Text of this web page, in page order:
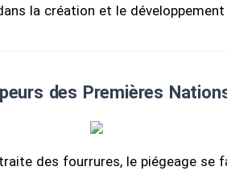
la création et le développement
des Premières
des fourrures, le piégeage se